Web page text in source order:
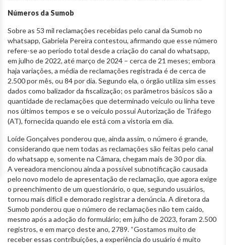
Números da Sumob
Sobre as 53 mil reclamações recebidas pelo canal da Sumob no
whatsapp, Gabriela Pereira contestou, afirmando que esse número
refere-se ao período total desde a criação do canal do whatsapp,
em julho de 2022, até março de 2024 – cerca de 21 meses; embora
haja variações, a média de reclamações registrada é de cerca de
2.500 por mês, ou 84 por dia. Segundo ela, o órgão utiliza sim esses
dados como balizador da fiscalização; os parâmetros básicos são a
quantidade de reclamações que determinado veículo ou linha teve
nos últimos tempos e se o veículo possui Autorização de Tráfego
(AT), fornecida quando ele está com a vistoria em dia.
Loíde Gonçalves ponderou que, ainda assim, o número é grande,
considerando que nem todas as reclamações são feitas pelo canal
do whatsapp e, somente na Câmara, chegam mais de 30 por dia.
A vereadora mencionou ainda a possível subnotificação causada
pelo novo modelo de apresentação de reclamação, que agora exige
o preenchimento de um questionário, o que, segundo usuários,
tornou mais difícil e demorado registrar a denúncia. A diretora da
Sumob ponderou que o número de reclamações não tem caído,
mesmo após a adoção do formulário; em julho de 2023, foram 2.500
registros, e em março deste ano, 2789. “Gostamos muito de
receber essas contribuições, a experiência do usuário é muito